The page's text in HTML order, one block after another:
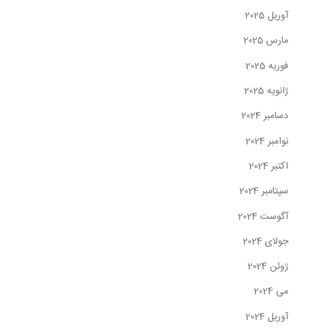
آوریل 2025
مارس 2025
فوریه 2025
ژانویه 2025
دسامبر 2024
نوامبر 2024
اکتبر 2024
سپتامبر 2024
آگوست 2024
جولای 2024
ژوئن 2024
می 2024
آوریل 2024